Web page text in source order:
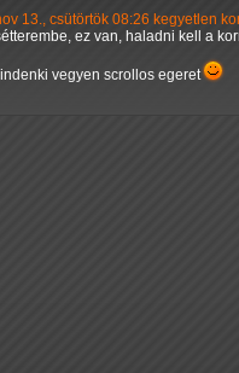
13., csütörtök 08:26 kegyetlen
ez van, haladni kell a
vegyen scrollos egeret